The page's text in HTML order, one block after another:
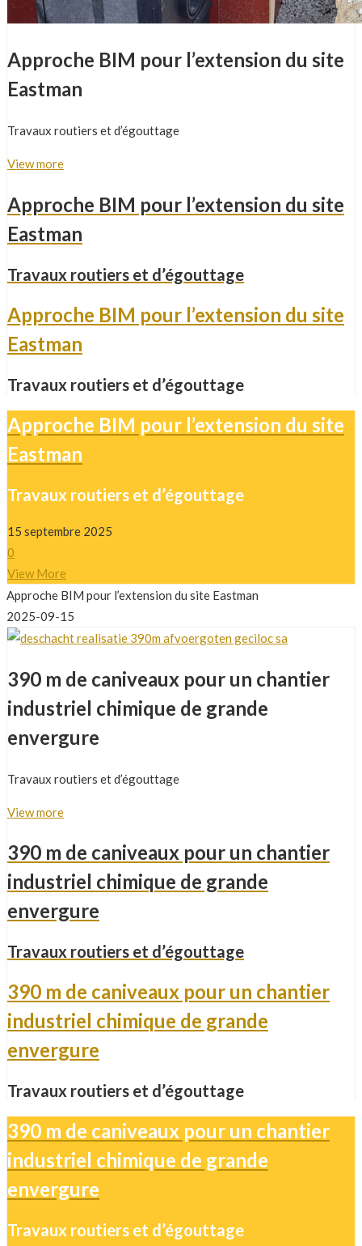
Approche BIM pour l’extension du site
Eastman
Travaux routiers et d’égouttage
View more
Approche BIM pour l’extension du site
Eastman
Travaux routiers et d’égouttage
Approche BIM pour l’extension du site
Eastman
Travaux routiers et d’égouttage
Approche BIM pour l’extension du site
Eastman
Travaux routiers et d’égouttage
15 septembre 2025
0
View More
Approche BIM pour l’extension du site Eastman
2025-09-15
390 m de caniveaux pour un chantier
industriel chimique de grande
envergure
Travaux routiers et d’égouttage
View more
390 m de caniveaux pour un chantier
industriel chimique de grande
envergure
Travaux routiers et d’égouttage
390 m de caniveaux pour un chantier
industriel chimique de grande
envergure
Travaux routiers et d’égouttage
390 m de caniveaux pour un chantier
industriel chimique de grande
envergure
Travaux routiers et d’égouttage